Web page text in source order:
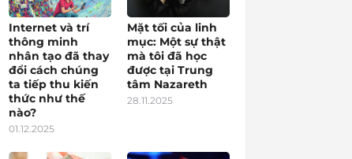
Internet và trí
thông minh
nhân tạo đã thay
đổi cách chúng
ta tiếp thu kiến
thức như thế
nào?
01.12.2025
Mặt tối của linh
mục: Một sự thật
mà tôi đã học
được tại Trung
tâm Nazareth
28.11.2025